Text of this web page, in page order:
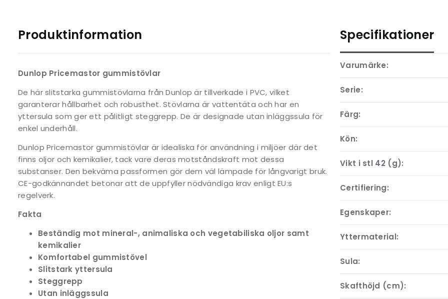
Produktinformation
Dunlop Pricemastor gummistövlar
De här slitstarka gummistövlarna från Dunlop är tillverkade i PVC, vilket
garanterar hållbarhet och robusthet. Stövlarna är vattentäta och har en
yttersula som ger ett pålitligt steggrepp. De är designade utan inläggssula för
enkel underhåll.
Dunlop Pricemastor gummistövlar är idealiska för användning i miljöer där det
finns oljor och kemikalier, tack vare deras motståndskraft mot dessa
substanser. Den bekväma passformen gör dem väl lämpade för långvarigt bruk.
CE-godkännandet betonar att de uppfyller nödvändiga krav enligt EU:s
regelverk.
Fakta
Beständig mot mineral-, animaliska och vegetabiliska oljor samt
kemikalier
Komfortabel gummistövel
Slitstark yttersula
Steggrepp
Utan inläggssula
Specifikationer
Varumärke:
Serie:
Färg:
Kön:
Vikt i stl 42 (g):
Certifiering:
Egenskaper:
Yttermaterial:
Sula:
Skafthöjd (cm):